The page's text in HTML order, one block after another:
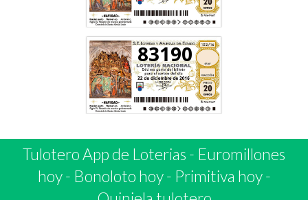
83190
Tulotero App de Loterias - Euromillones
hoy- Bonoloto hoy- Primitiva hoy-